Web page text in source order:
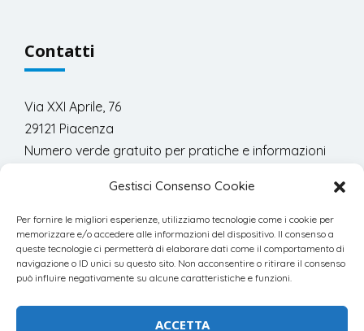
Gestisci Consenso Cookie
Per fornire le migliori esperienze, utilizziamo tecnologie come i cookie per
memorizzare e/o accedere alle informazioni del dispositivo. Il consenso a
queste tecnologie ci permetterà di elaborare dati come il comportamento di
navigazione o ID unici su questo sito. Non acconsentire o ritirare il consenso
può influire negativamente su alcune caratteristiche e funzioni.
ACCETTA
Contatti
Via XXI Aprile, 76
29121 Piacenza
Numero verde gratuito per pratiche e informazioni
© 2023 Progetto8 Srl | powered byBlacklemon
P.IVA 01541510333 - ISCRIZIONE ROC 18807